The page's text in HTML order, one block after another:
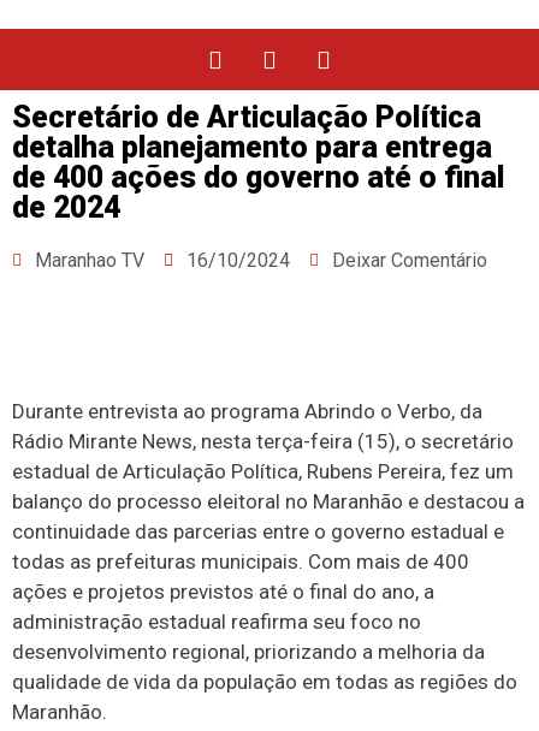
Secretário de Articulação Política
detalha planejamento para entrega
de 400 ações do governo até o final
de 2024
Maranhao TV 16/10/2024 Deixar Comentário
Durante entrevista ao programa Abrindo o Verbo, da
Rádio Mirante News, nesta terça-feira (15), o secretário
estadual de Articulação Política, Rubens Pereira, fez um
balanço do processo eleitoral no Maranhão e destacou a
continuidade das parcerias entre o governo estadual e
todas as prefeituras municipais. Com mais de 400
ações e projetos previstos até o final do ano, a
administração estadual reafirma seu foco no
desenvolvimento regional, priorizando a melhoria da
qualidade de vida da população em todas as regiões do
Maranhão.